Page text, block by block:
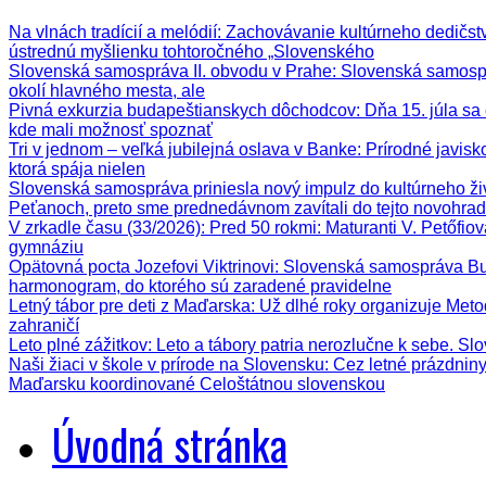
Na vlnách tradícií a melódií: Zachovávanie kultúrneho
ústrednú myšlienku tohtoročného „Slovenského
Slovenská samospráva II. obvodu v Prahe: Slovenská
okolí hlavného mesta, ale
Pivná exkurzia budapeštianskych dôchodcov: Dňa 15. júla
kde mali možnosť spoznať
Tri v jednom – veľká jubilejná oslava v Banke: Prírodné
ktorá spája nielen
Slovenská samospráva priniesla nový impulz do kultúrneho
Peťanoch, preto sme prednedávnom zavítali do tejto
V zrkadle času (33/2026): Pred 50 rokmi: Maturanti V.
gymnáziu
Opätovná pocta Jozefovi Viktrinovi: Slovenská samospráva
harmonogram, do ktorého sú zaradené pravidelne
Letný tábor pre deti z Maďarska: Už dlhé roky organizuje
zahraničí
Leto plné zážitkov: Leto a tábory patria nerozlučne k sebe.
Naši žiaci v škole v prírode na Slovensku: Cez letné
Maďarsku koordinované Celoštátnou slovenskou
Úvodná stránka